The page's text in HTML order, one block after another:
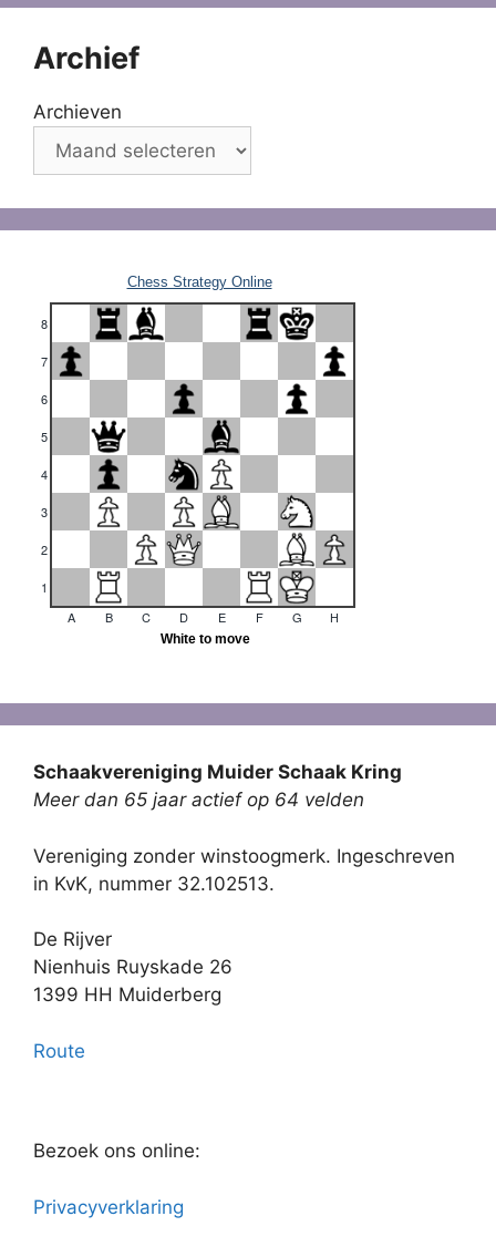
Archief
Archieven
Schaakvereniging Muider Schaak Kring
Meer dan 65 jaar actief op 64 velden
Vereniging zonder winstoogmerk. Ingeschreven
in KvK, nummer 32.102513.
De Rijver
Nienhuis Ruyskade 26
1399 HH Muiderberg
Route
Bezoek ons online:
Privacyverklaring